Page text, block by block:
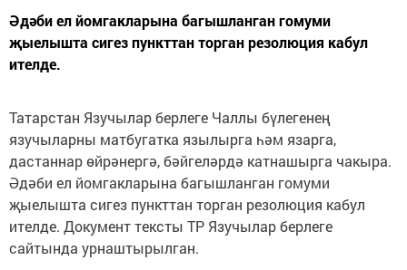
Әдәби ел йомгакларына багышланган гомуми
җыелышта сигез пункттан торган резолюция кабул
ителде.
Татарстан Язучылар берлеге Чаллы бүлегенең
язучыларны матбугатка язылырга һәм язарга,
дастаннар өйрәнергә, бәйгеләрдә катнашырга чакыра.
Әдәби ел йомгакларына багышланган гомуми
җыелышта сигез пункттан торган резолюция кабул
ителде. Документ тексты ТР Язучылар берлеге
сайтында урнаштырылган.